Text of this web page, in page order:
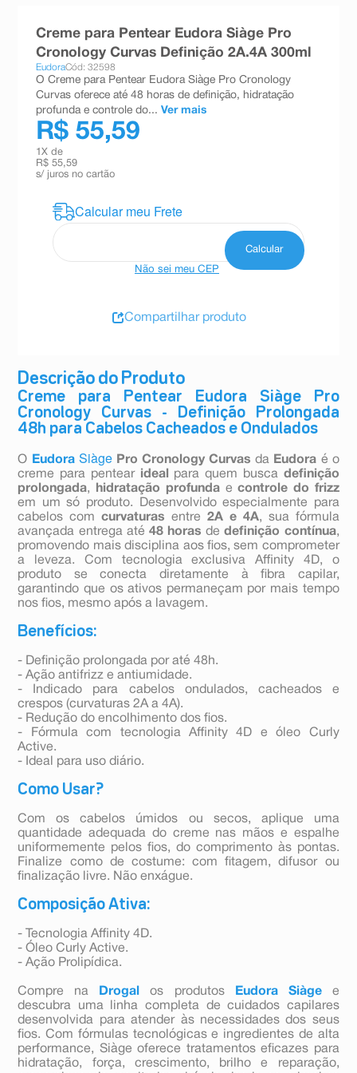
Descrição do Produto
Creme para Pentear Eudora Siàge Pro
Cronology Curvas - Definição Prolongada
48h para Cabelos Cacheados e Ondulados
O Eudora Siàge Pro Cronology Curvas da Eudora é o
creme para pentear ideal para quem busca definição
prolongada, hidratação profundaecontrole do frizz
em um só produto. Desenvolvido especialmente para
cabelos comcurvaturas entre2A e 4A, sua fórmula
avançada entrega até 48 horas dedefinição contínua,
promovendo mais disciplina aos fios, sem comprometer
a leveza. Com tecnologia exclusiva Affinity 4D, o
produto se conecta diretamente à fibra capilar,
garantindo que os ativos permaneçam por mais tempo
nos fios, mesmo após a lavagem.
Benefícios:
- Definição prolongada por até 48h.
- Ação antifrizz e antiumidade.
- Indicado para cabelos ondulados, cacheados e
crespos (curvaturas 2A a 4A).
- Redução do encolhimento dos fios.
- Fórmula com tecnologia Affinity 4D e óleo Curly
Active.
- Ideal para uso diário.
Como Usar?
Com os cabelos úmidos ou secos, aplique uma
quantidade adequada do creme nas mãos e espalhe
uniformemente pelos fios, do comprimento às pontas.
Finalize como de costume: com fitagem, difusor ou
finalização livre. Não enxágue.
Composição Ativa:
- Tecnologia Affinity 4D.
- Óleo Curly Active.
- Ação Prolipídica.
Compre na Drogal os produtos Eudora Siàge
e
descubra uma linha completa de cuidados capilares
desenvolvida para atender às necessidades dos seus
fios. Com fórmulas tecnológicas e ingredientes de alta
performance, Siàge oferece tratamentos eficazes para
hidratação, força, crescimento, brilho e reparação,
Creme para Pentear Eudora Siàge Pro
Cronology Curvas Definição 2A.4A 300ml
EudoraCód: 32598
O Creme para Pentear Eudora Siàge Pro Cronology
Curvas oferece até 48 horas de definição, hidratação
profunda e controle do... Ver mais
R$ 55,59
1 X de
R$ 55,59
s/ juros no cartão
Não sei meu CEP
Compartilhar produto
teste gravidez
10ºesmalte